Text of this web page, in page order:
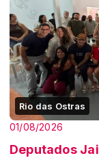
Rio das Ostras
01/08/2026
Deputados